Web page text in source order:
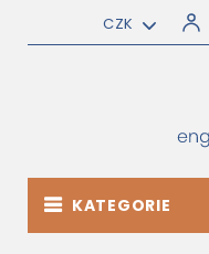
CZK
KATEGORIE